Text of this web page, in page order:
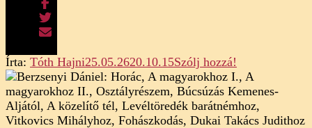
Írta: Tóth Hajni25.05.2620.10.15Szólj hozzá!
Berzsenyi
Dániel:
Levéltöredék
barátnémhoz